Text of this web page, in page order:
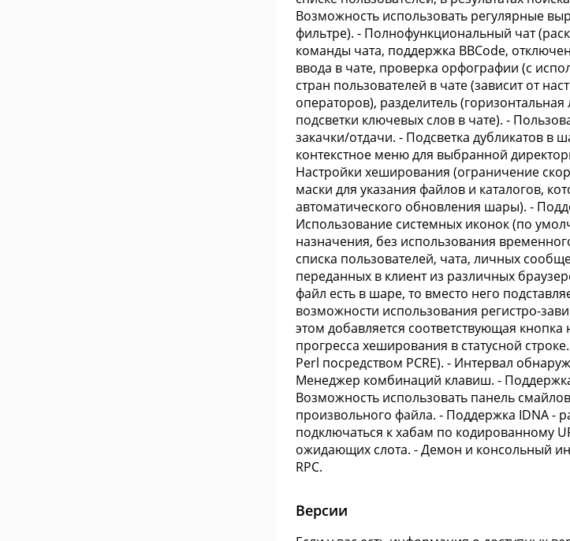
Возможность использовать регулярные
фильтре). - Полнофункциональный чат
команды чата, поддержка BBCode,
ввода в чате, проверка орфографии (с
стран пользователей в чате (зависит от
операторов), разделитель
подсветки ключевых слов в чате). -
закачки/отдачи. - Подсветка дубликатов в
контекстное меню для выбранной
Настройки хеширования (ограничение
маски для указания файлов и каталогов,
автоматического обновления шары). -
Использование системных иконок (по
назначения, без использования
списка пользователей, чата, личных
переданных в клиент из различных
файл есть в шаре, то вместо него
возможности использования регистро-
этом добавляется соответствующая
прогресса хеширования в статусной
Perl посредством PCRE). - Интервал
Менеджер комбинаций клавиш. - Поддержка
Возможность использовать панель
произвольного файла. - Поддержка IDNA -
подключаться к хабам по кодированному
ожидающих слота. - Демон и консольный
RPC.
Версии